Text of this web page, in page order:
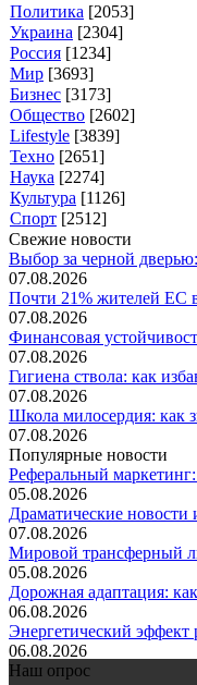
Политика [2053]
Украина [2304]
Россия [1234]
Мир [3693]
Бизнес [3173]
Общество [2602]
Lifestyle [3839]
Техно [2651]
Наука [2274]
Культура [1126]
Спорт [2512]
Свежие новости
Выбор за черной
07.08.2026
Почти 21% жителей ЕС
07.08.2026
Финансовая
07.08.2026
Гигиена ствола: как
07.08.2026
Школа милосердия: как
07.08.2026
Популярные новости
Реферальный
05.08.2026
Драматические новости
07.08.2026
Мировой трансферный
05.08.2026
Дорожная адаптация:
06.08.2026
Энергетический эффект
06.08.2026
Наш опрос